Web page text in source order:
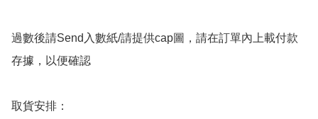
過數後請Send入數紙/請提供cap圖，請在訂單內上載付款
存據，以便確認
取貨安排：